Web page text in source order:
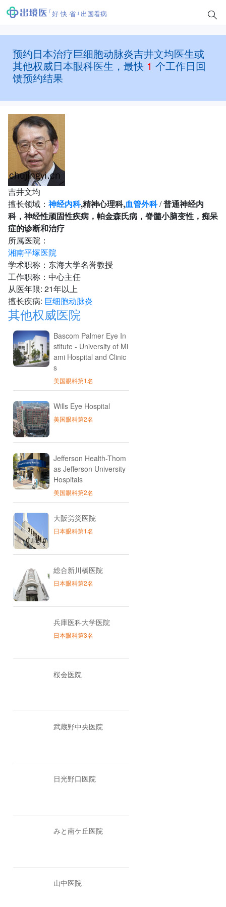
好 快 省 出国看病
预约日本治疗巨细胞动脉炎吉井文均医生或
其他权威日本眼科医生，最快 1 个工作日回
馈预约结果
吉井文均
擅长领域：神经内科,精神心理科,血管外科/普通神经内
科，神经性顽固性疾病，帕金森氏病，脊髓小脑变性，痴呆
症的诊断和治疗
所属医院：
湘南平塚医院
学术职称：东海大学名誉教授
工作职称：中心主任
从医年限: 21年以上
擅长疾病: 巨细胞动脉炎
其他权威医院
Bascom Palmer Eye In
stitute - University of Mi
ami Hospital and Clinic
s
美国眼科第1名
Wills Eye Hospital
美国眼科第2名
Jefferson Health-Thom
as Jefferson University
Hospitals
美国眼科第2名
大阪労災医院
日本眼科第1名
総合新川橋医院
日本眼科第2名
兵庫医科大学医院
日本眼科第3名
桜会医院
武蔵野中央医院
日光野口医院
みと南ケ丘医院
山中医院